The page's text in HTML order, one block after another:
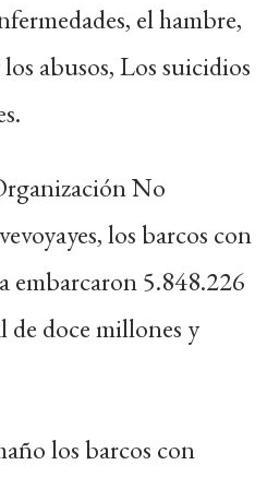
el hambre,
abusos, Los suicidios
No
los barcos con
embarcaron 5.848.226
de doce millones y
los barcos con